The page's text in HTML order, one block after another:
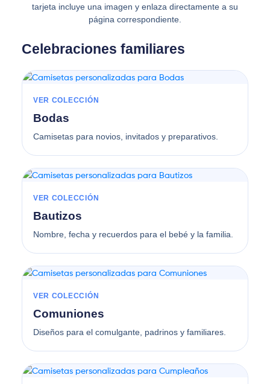
tarjeta incluye una imagen y enlaza directamente a su
página correspondiente.
Celebraciones familiares
VER COLECCIÓN
Bodas
Camisetas para novios, invitados y preparativos.
VER COLECCIÓN
Bautizos
Nombre, fecha y recuerdos para el bebé y la familia.
VER COLECCIÓN
Comuniones
Diseños para el comulgante, padrinos y familiares.